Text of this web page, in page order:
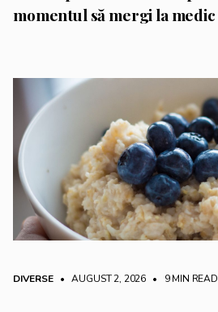
momentul să mergi la medic
DIVERSE • AUGUST 2, 2026 • 9 MIN READ